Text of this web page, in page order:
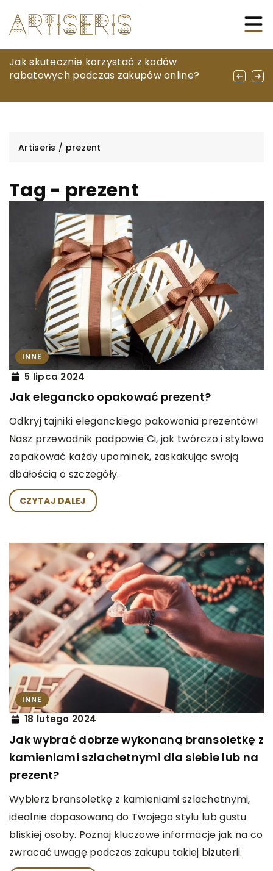
Jakie cechy powinien mieć idealny portfel
skórzany?
Jak skutecznie korzystać z kodów
rabatowych podczas zakupów online?
Jak wybrać doskonały prezent, który
będzie symbolem miłości do swojej
Artiseris / prezent
Tag - prezent
INNE
5 lipca 2024
Jak elegancko opakować prezent?
Odkryj tajniki eleganckiego pakowania prezentów!
Nasz przewodnik podpowie Ci, jak twórczo i stylowo
zapakować każdy upominek, zaskakując swoją
dbałością o szczegóły.
CZYTAJ DALEJ
INNE
18 lutego 2024
Jak wybrać dobrze wykonaną bransoletkę z
kamieniami szlachetnymi dla siebie lub na
prezent?
Wybierz bransoletkę z kamieniami szlachetnymi,
idealnie dopasowaną do Twojego stylu lub gustu
bliskiej osoby. Poznaj kluczowe informacje jak na co
zwracać uwagę podczas zakupu takiej biżuterii.